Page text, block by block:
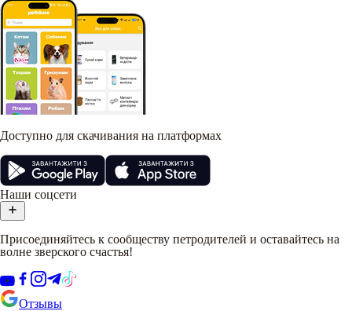
Доступно для скачивания на платформах
Наши соцсети
Присоединяйтесь к сообществу петродителей и оставайтесь на
волне зверского счастья!
Отзывы